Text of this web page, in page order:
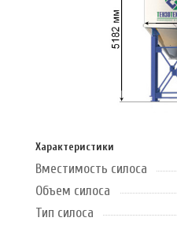
Характеристики
Вместимость силоса
Объем силоса
Тип силоса